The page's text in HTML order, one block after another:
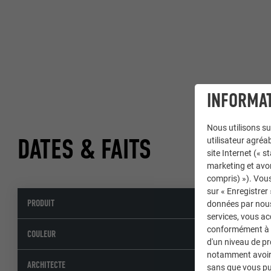
DATES & FAITS
PRODUIT Petit losange
COULEUR 07 P.10 gris
ARCHITECTE
Nous utilisons
utilisateur
site Internet («
marketing et
compris) »).
sur « Enregistrer
données par
services, vous
conformément à
d'un niveau de
notamment
sans que vous